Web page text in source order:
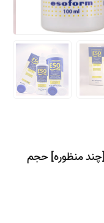
مایع لنز ایتالیایی ایسو ESO CARE [چند منظوره] حجم